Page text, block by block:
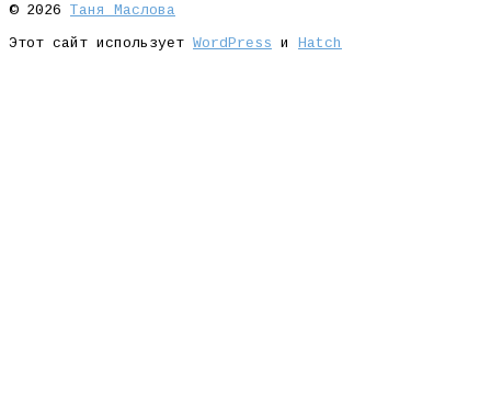
© 2026 Таня Маслова
Этот сайт использует WordPress и Hatch